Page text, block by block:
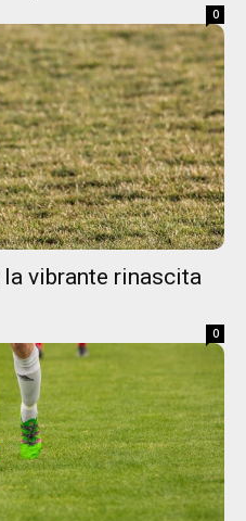
0
la vibrante rinascita
0